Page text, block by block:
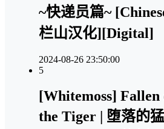
~快递员篇~
栏山汉化][Digital]
2024-08-26 23:50:00
5
[Whitemoss] Fallen
the Tiger | 堕落的